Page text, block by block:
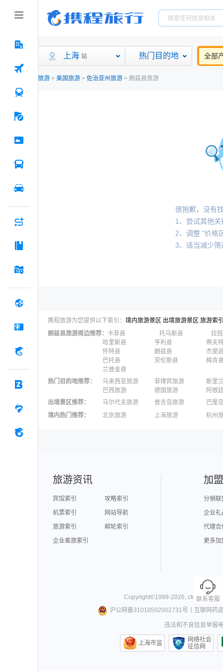
上海 站 热门目的地 全部
旅游 > 美国旅游 > 佐治亚州旅游 > 朗兹县旅游
很抱歉，没有
1、尝试其他关
2、调整 "价格
3、适当减少筛
携程旅游为您提供以下索引： 境内旅游景区 出境旅游景区 旅游索
朗兹县旅游周边推荐： 卡菲县 托马斯县
拉
哈里斯县
亨利县
蒂夫
怀特县
朗兹县
杰斐
巴托县
劳伦斯县
梅肯
兰普金县
热门目的地推荐： 马来西亚旅游 菲律宾旅游
斯里
巴西旅游
德国旅游
阿根
出境景区推荐： 马尔代夫旅游 普吉岛旅游
巴厘
澳大利亚旅游
毛里求斯旅游
苏梅
境内热门推荐： 北京旅游 上海旅游
杭州
联系客服
旅游资讯
宾馆索引
攻略索引
机票索引
网站导航
旅游索引
邮轮索引
企业差旅索引
加
分销联
企业礼
代理合
更多
Copyright©1999-2026, ctrip.com.
沪公网备31010502002731号
互联网药
违法和不良信息举报
上海市监
网络社会
征信网